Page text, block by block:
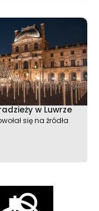
w Luwrze
się na źródła